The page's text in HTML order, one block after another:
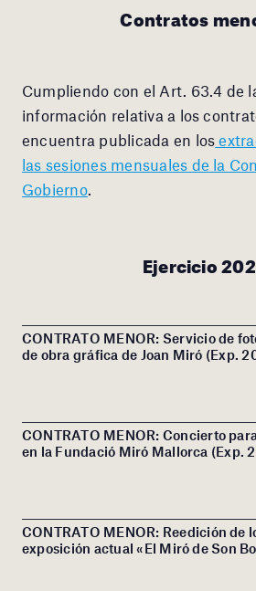
Contratos
Cumpliendo con el Art. 63.4 de
información relativa a los
encuentra publicada en los
las sesiones mensuales de la
Gobierno.
Ejercicio
CONTRATO MENOR: Servicio de
de obra gráfica de Joan Miró (Exp.
CONTRATO MENOR: Concierto
en la Fundació Miró Mallorca (Exp.
CONTRATO MENOR: Reedición de
exposición actual «El Miró de Son